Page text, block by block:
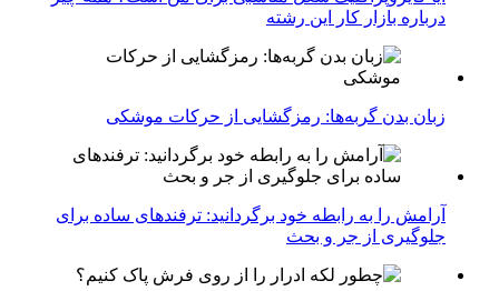
درباره بازار کار این رشته
زبان بدن گربه‌ها: رمزگشایی از حرکات موشکی
آرامش را به رابطه خود برگردانید: ترفندهای ساده برای
جلوگیری از جر و بحث